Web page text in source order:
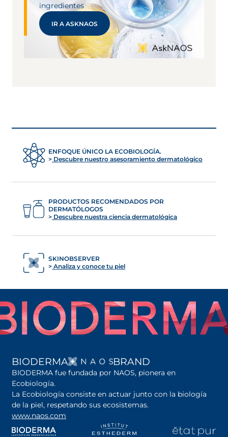
ingredientes
IR A ASKNAOS
ENFOQUE ÚNICO LA ECOBIOLOGÍA.
Descubre nuestro asesoramiento dermatológico
PRODUCTOS RECOMENDADOS POR
DERMATÓLOGOS
Descubre nuestra ciencia dermatológica
SKINOBSERVER
Analiza y conoce tu piel
BIODERMA SE ABRE EN UNA
BRAND
BIODERMA fue fundada por NAOS, pionera en
Ecobiología.
La Ecobiología consiste en actuar junto con la biología
de la piel, respetando sus ecosistemas.
www.naos.com
se abre en una pestaña nueva
se abre en una